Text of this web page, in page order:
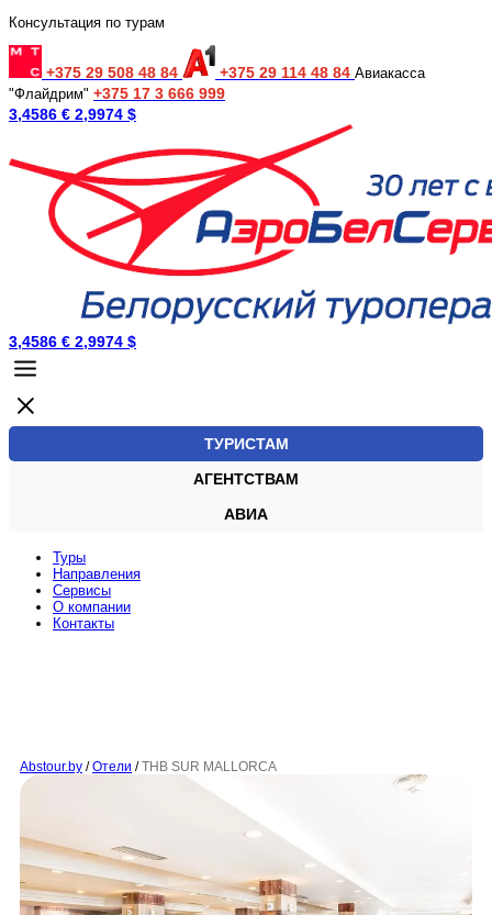
Консультация по турам
+375 29 508 48 84 +375 29 114 48 84 Авиакасса
"Флайдрим" +375 17 3 666 999
3,4586 € 2,9974 $
3,4586 € 2,9974 $
ТУРИСТАМ
АГЕНТСТВАМ
АВИА
Туры
Направления
Сервисы
O компании
Контакты
Abstour.by / Отели / THB SUR MALLORCA